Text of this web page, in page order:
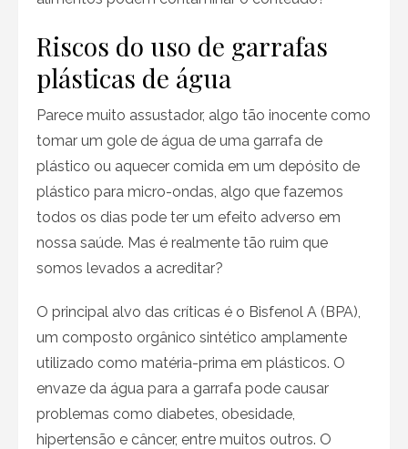
Riscos do uso de garrafas
plásticas de água
Parece muito assustador, algo tão inocente como
tomar um gole de água de uma garrafa de
plástico ou aquecer comida em um depósito de
plástico para micro-ondas, algo que fazemos
todos os dias pode ter um efeito adverso em
nossa saúde. Mas é realmente tão ruim que
somos levados a acreditar?
O principal alvo das críticas é o Bisfenol A (BPA),
um composto orgânico sintético amplamente
utilizado como matéria-prima em plásticos. O
envaze da água para a garrafa pode causar
problemas como diabetes, obesidade,
hipertensão e câncer, entre muitos outros. O